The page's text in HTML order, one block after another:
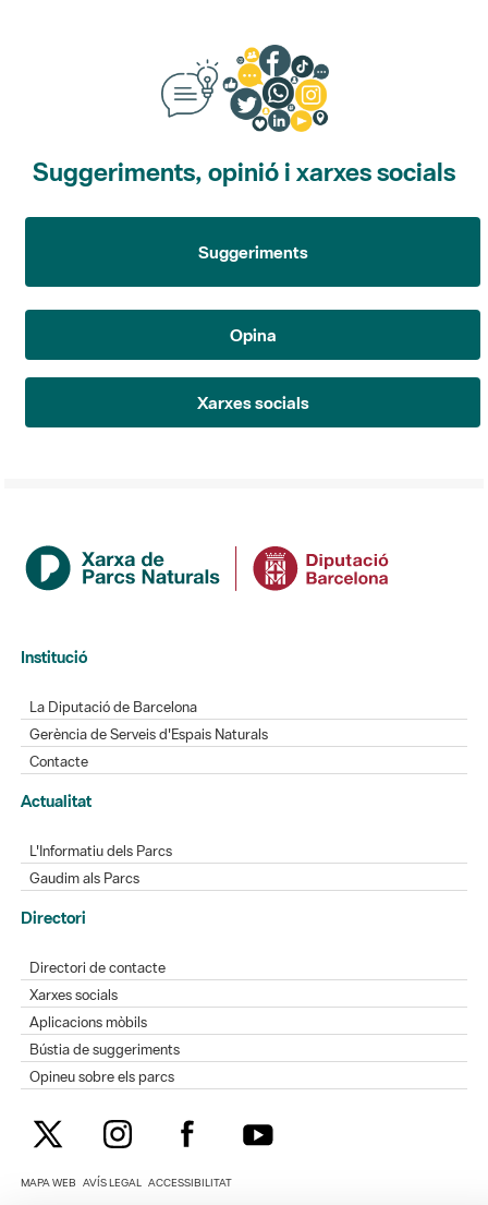
Suggeriments, opinió i xarxes socials
Suggeriments
Opina
Xarxes socials
Institució
La Diputació de Barcelona
Gerència de Serveis d'Espais Naturals
Contacte
Actualitat
L'Informatiu dels Parcs
Gaudim als Parcs
Directori
Directori de contacte
Xarxes socials
Aplicacions mòbils
Bústia de suggeriments
Opineu sobre els parcs
MAPA WEB AVÍS LEGAL ACCESSIBILITAT